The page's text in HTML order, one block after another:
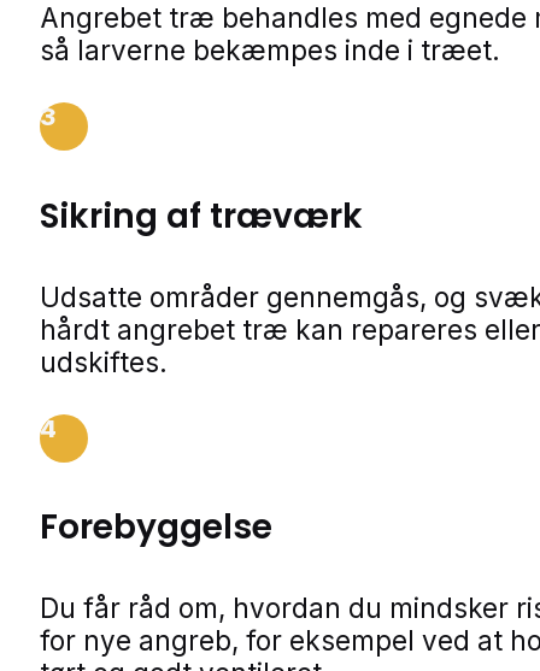
Angrebet træ behandles med egnede
så larverne bekæmpes inde i træet.
3
Sikring af træværk
Udsatte områder gennemgås, og
hårdt angrebet træ kan repareres eller
udskiftes.
4
Forebyggelse
Du får råd om, hvordan du mindsker
for nye angreb, for eksempel ved at